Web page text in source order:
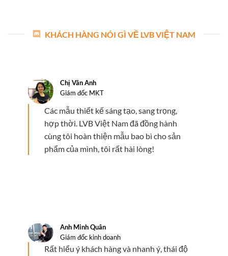
KHÁCH HÀNG NÓI GÌ VỀ LVB VIỆT NAM
Chị Vân Anh
Giám đốc MKT
Các mẫu thiết kế sáng tạo, sang trọng,
hợp thời. LVB Việt Nam đã đồng hành
cùng tôi hoàn thiện mẫu bao bì cho sản
phẩm của mình, tôi rất hài lòng!
Anh Minh Quân
Giám đốc kinh doanh
Rất hiểu ý khách hàng và nhanh ý, thái độ